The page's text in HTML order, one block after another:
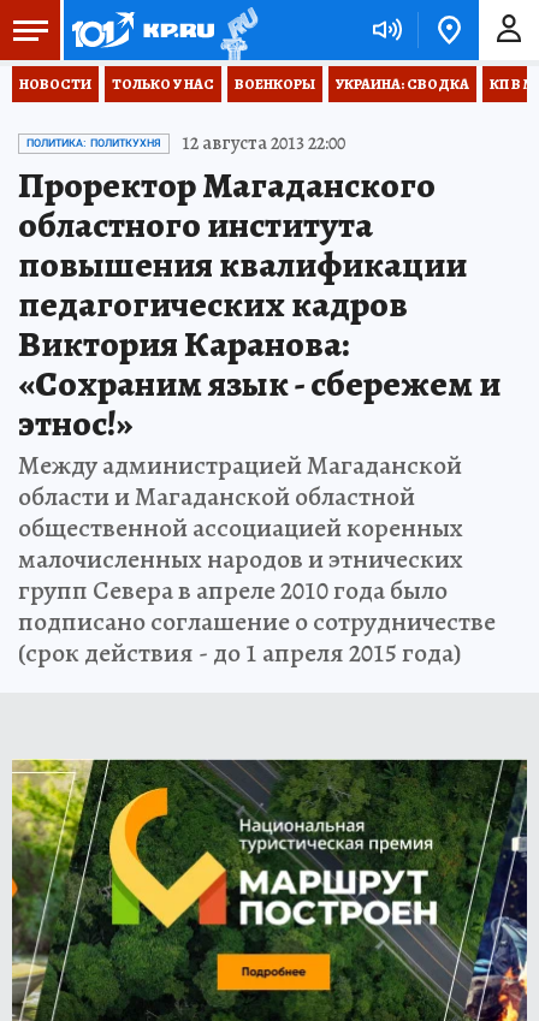
НОВОСТИ ТОЛЬКО У НАС ВОЕНКОРЫ УКРАИНА: СВОДКА КП В
ПОЛИТИКА: ПОЛИТКУХНЯ 12 августа 2013 22:00
Проректор Магаданского
областного института
повышения квалификации
педагогических кадров
Виктория Каранова:
«Сохраним язык - сбережем и
этнос!»
Между администрацией Магаданской
области и Магаданской областной
общественной ассоциацией коренных
малочисленных народов и этнических
групп Севера в апреле 2010 года было
подписано соглашение о сотрудничестве
(срок действия - до 1 апреля 2015 года)